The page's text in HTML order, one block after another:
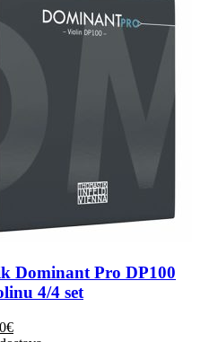
Dominant Pro DP100
4/4 set
€Trenutna